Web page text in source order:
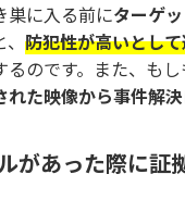
巣に入る前にターゲ
防犯性が高いとし
るのです。また、も
れた映像から事件解
があった際に証